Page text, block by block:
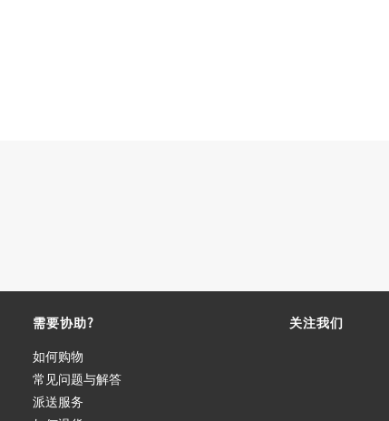
需要协助?
如何购物
常见问题与解答
派送服务
关注我们